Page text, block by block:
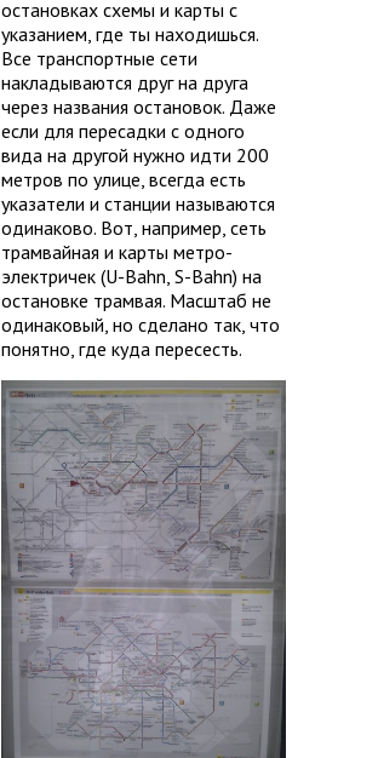
остановках схемы и карты с
указанием, где ты находишься.
Все транспортные сети
накладываются друг на друга
через названия остановок. Даже
если для пересадки с одного
вида на другой нужно идти 200
метров по улице, всегда есть
указатели и станции называются
одинаково. Вот, например, сеть
трамвайная и карты метро-
электричек (U-Bahn, S-Bahn) на
остановке трамвая. Масштаб не
одинаковый, но сделано так, что
понятно, где куда пересесть.